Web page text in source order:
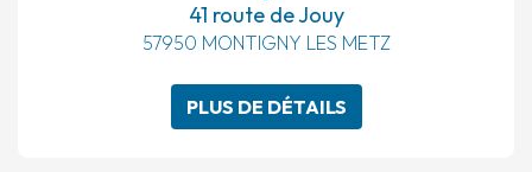
41 route de Jouy
57950 MONTIGNY LES METZ
PLUS DE DÉTAILS